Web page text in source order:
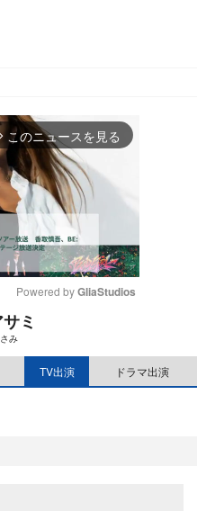
このニュースを見る
Powered by GliaStudios
ミ
み
TV出演 ドラマ出演